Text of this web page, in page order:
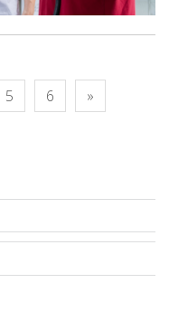
5 6 »